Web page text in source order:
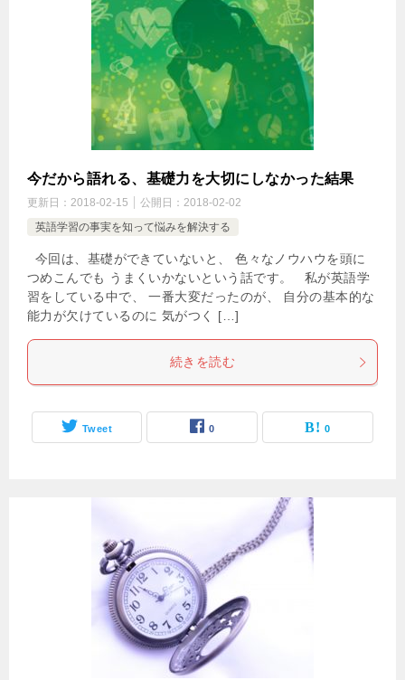
今だから語れる、基礎力を大切にしなかった結果
更新日： 2018-02-15 公開日： 2018-02-02
英語学習の事実を知って悩みを解決する
今回は、基礎ができていないと、 色々なノウハウを頭に
つめこんでも うまくいかないという話です。 私が英語学
習をしている中で、 一番大変だったのが、 自分の基本的な
能力が欠けているのに 気がつく […]
続きを読む
Tweet 0 0